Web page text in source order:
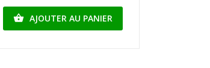
 AJOUTER AU PANIER